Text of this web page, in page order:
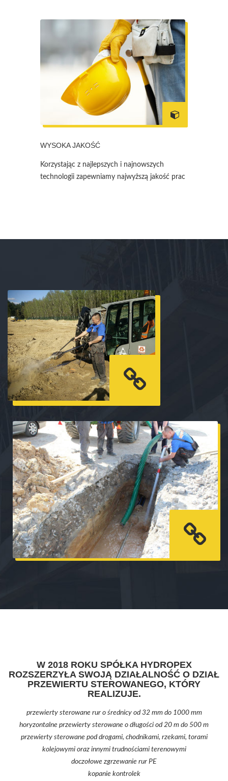
WYSOKA JAKOŚĆ
Korzystając z najlepszych i najnowszych
technologii zapewniamy najwyższą jakość prac
W 2018 ROKU SPÓŁKA HYDROPEX
ROZSZERZYŁA SWOJĄ DZIAŁALNOŚĆ O DZIAŁ
PRZEWIERTU STEROWANEGO, KTÓRY
REALIZUJE.
przewierty sterowane rur o średnicy od 32 mm do 1000 mm
horyzontalne przewierty sterowane o długości od 20 m do 500 m
przewierty sterowane pod drogami, chodnikami, rzekami, torami
kolejowymi oraz innymi trudnościami terenowymi
doczołowe zgrzewanie rur PE
kopanie kontrolek